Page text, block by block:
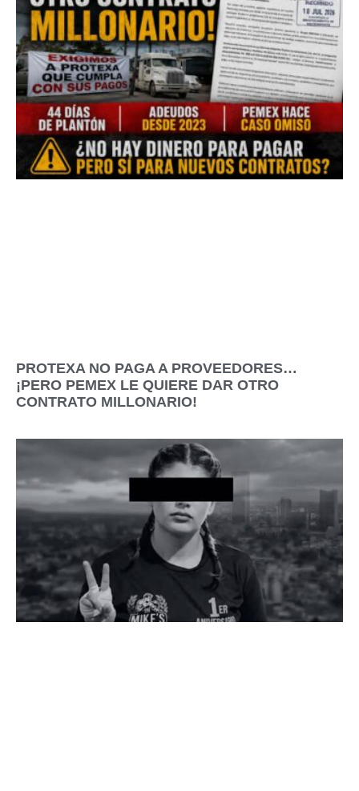
PROTEXA NO PAGA A PROVEEDORES…
¡PERO PEMEX LE QUIERE DAR OTRO
CONTRATO MILLONARIO!